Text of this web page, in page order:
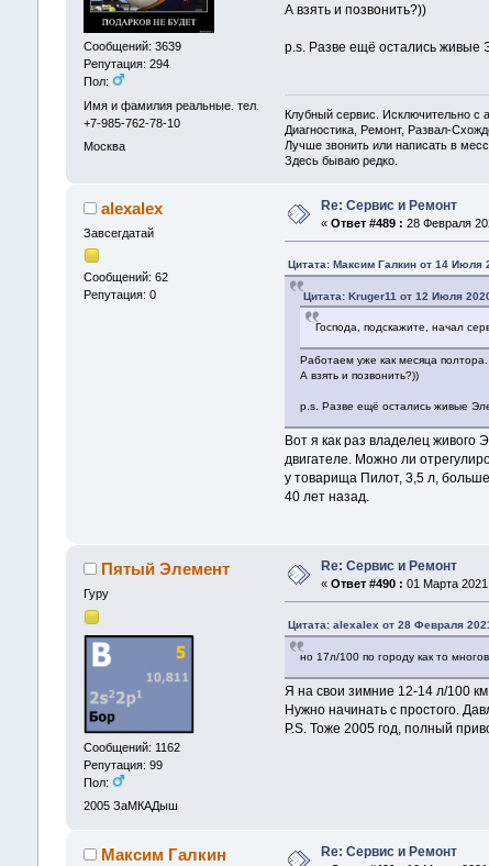
Сообщений: 3639
Репутация: 294
Пол:
Имя и фамилия реальные. тел.
+7-985-762-78-10
Москва
А взять и позвонить?))
p.s. Разве ещё остались живые
Клубный сервис. Исключительно с
Диагностика, Ремонт, Развал-
Лучше звонить или написать в
Здесь бываю редко.
alexalex
Завсегдатай
Сообщений: 62
Репутация: 0
Re: Сервис и Ремонт
« Ответ #489 : 28 Февраля
Цитата: Максим Галкин от 14 Июля
Цитата: Kruger11 от 12 Июля
Господа, подскажите, начал
Работаем уже как месяца полтора.
А взять и позвонить?))
p.s. Разве ещё остались живые
Вот я как раз владелец живого
двигателе. Можно ли
у товарища Пилот, 3,5 л,
40 лет назад.
Пятый Элемент
Гуру
Сообщений: 1162
Репутация: 99
Пол:
2005 ЗаМКАДыш
Re: Сервис и Ремонт
« Ответ #490 : 01 Марта
Цитата: alexalex от 28 Февраля
но 17л/100 по городу как то
Я на свои зимние 12-14 л/100
Нужно начинать с простого.
P.S. Тоже 2005 год, полный
Максим Галкин Re: Сервис и Ремонт